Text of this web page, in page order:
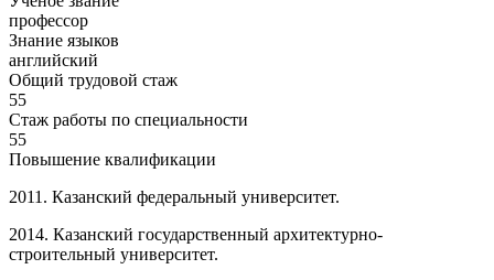
профессор
Знание языков
английский
Общий трудовой стаж
55
Стаж работы по специальности
55
Повышение квалификации
2011. Казанский федеральный университет.
2014. Казанский государственный архитектурно-
строительный университет.